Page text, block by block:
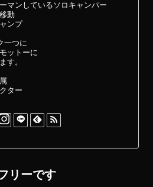
マンしているソロキャンパー
動
ンプ
一つに
ットーに
す。
ター
リーです